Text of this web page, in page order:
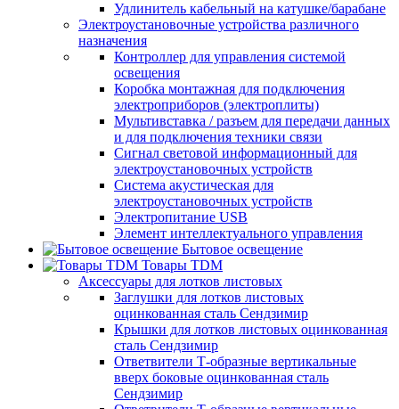
Удлинитель кабельный на катушке/барабане
Электроустановочные устройства различного
назначения
Контроллер для управления системой
освещения
Коробка монтажная для подключения
электроприборов (электроплиты)
Мультивставка / разъем для передачи данных
и для подключения техники связи
Сигнал световой информационный для
электроустановочных устройств
Система акустическая для
электроустановочных устройств
Электропитание USB
Элемент интеллектуального управления
Бытовое освещение
Товары TDM
Аксессуары для лотков листовых
Заглушки для лотков листовых
оцинкованная сталь Сендзимир
Крышки для лотков листовых оцинкованная
сталь Сендзимир
Ответвители Т-образные вертикальные
вверх боковые оцинкованная сталь
Сендзимир